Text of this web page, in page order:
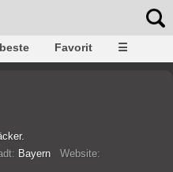
Favorit ☰
Bayern Website: